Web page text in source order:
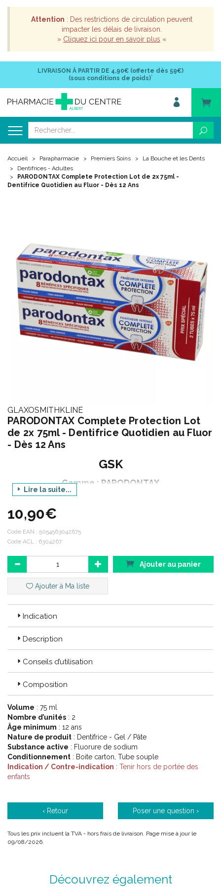
Attention : Des restrictions de circulation peuvent
impacter les délais de livraison.
» Cliquez ici pour en savoir plus «
LIVRAISON À PARTIR DE 4,90€ (offerte dès 59€)
(sous conditions de poids)*
Accueil Parapharmacie Premiers Soins
La Bouche et les Dents
Dentifrices - Adultes
PARODONTAX Complete Protection Lot de 2x 75ml -
Dentifrice Quotidien au Fluor - Dès 12 Ans
GLAXOSMITHKLINE
PARODONTAX Complete Protection Lot
de 2x 75ml - Dentifrice Quotidien au Fluor
- Dès 12 Ans
GSK
Gamme : PARODONTAX
Produit : COMPLETE PROTECTION DENTIFRICE -
Les gencives saines ne saignent pas. Si vous voyez des traces
de sang lors du brossage ou lors du passage du fil dentaire,
ce problème peut s' aggraver et être à l' origine d' une mauvaise
haleine, de gencives rouges et gonflées, d' un déchaussement
des dents et même, au stade final, d' une chute des dents.
En éliminant les bactéries de la plaque dentaire qui s'
parodontax aide à maintenir l' étanchéité de la jonction entre les
dents et la gencive et est 4 fois plus efficace* qu' un dentifrice
ordinaire contre la cause principale de saignement des
Utilisé en brossage deux fois par jour, il est cliniquement prouvé
que ce dentifrice contribue à arrêter et à prévenir le saignement
des gencives.
(*) Ne s'applique pas au dentifrice parodontax Blancheur.
Code ACL : 6304267
Code EAN : 5054563042675
Lire la suite...
10,90€
Code EAN : 5054563042675
Code ACL : 6304267
Ajouter au panier
Ajouter à Ma liste
Indication
Description
Conseils d’utilisation
Composition
Volume : 75 ml
Nombre d’unités : 2
Âge minimum : 12 ans
Nature de produit : Dentifrice - Gel / Pâte
Substance active : Fluorure de sodium
Conditionnement : Boite carton, Tube souple
Indication / Contre-indication : Tenir hors de portée des
enfants
‹ Retour Poser une question ›
Tous les prix incluent la TVA - hors frais de livraison. Page mise à jour le
09/08/2026.
Découvrez également